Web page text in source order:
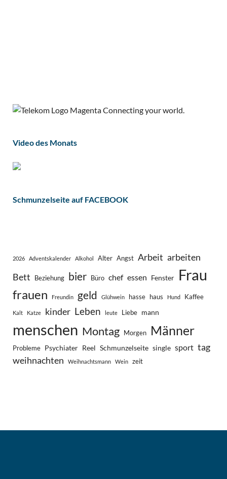
Video des Monats
Schmunzelseite auf FACEBOOK
2026 Adventskalender Alkohol Alter Angst Arbeit arbeiten
Bett
Beziehung bier Büro chef essen Fenster Frau
frauen Freundin geld Glühwein hasse haus Hund Kaffee
Kalt Katze kinder Leben leute Liebe mann
menschen Montag Morgen Männer
Probleme Psychiater Reel Schmunzelseite single sport tag
weihnachten
Weihnachtsmann Wein zeit